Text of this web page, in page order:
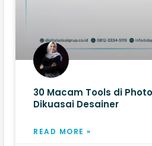
30 Macam Tools di
Dikuasai Desainer
READ MORE »